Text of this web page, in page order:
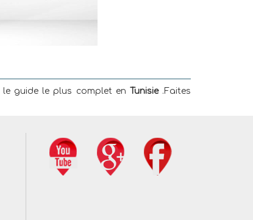
le guide le plus complet en Tunisie.Faites